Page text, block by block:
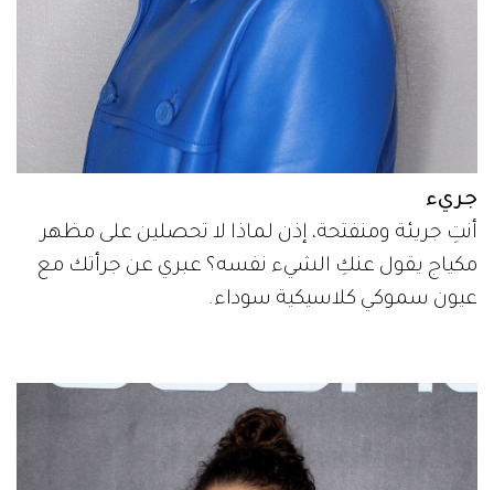
جريء
أنتِ جريئة ومنفتحة، إذن لماذا لا تحصلين على مظهر
مكياج يقول عنكِ الشيء نفسه؟ عبري عن جرأتك مع
عيون سموكي كلاسيكية سوداء.